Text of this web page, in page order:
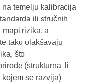
temelju kalibracija
ili stručnih
mapi rizika, a
tako olakšavaju
što
(strukturna ili
se razvija) i